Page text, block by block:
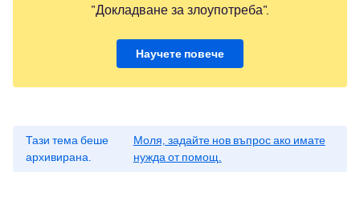
"Докладване за злоупотреба".
Научете повече
Тази тема беше
архивирана.
Моля, задайте нов въпрос ако имате
нужда от помощ.